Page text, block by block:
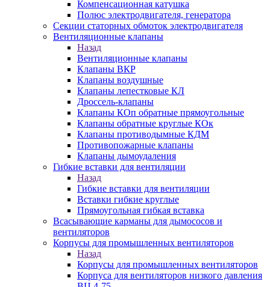
Компенсационная катушка
Полюс электродвигателя, генератора
Секции статорных обмоток электродвигателя
Вентиляционные клапаны
Назад
Вентиляционные клапаны
Клапаны ВКР
Клапаны воздушные
Клапаны лепестковые КЛ
Дроссель-клапаны
Клапаны КОп обратные прямоугольные
Клапаны обратные круглые КОк
Клапаны противодымные КДМ
Противопожарные клапаны
Клапаны дымоудаления
Гибкие вставки для вентиляции
Назад
Гибкие вставки для вентиляции
Вставки гибкие круглые
Прямоугольная гибкая вставка
Всасывающие карманы для дымососов и
вентиляторов
Корпусы для промышленных вентиляторов
Назад
Корпусы для промышленных вентиляторов
Корпуса для вентиляторов низкого давления